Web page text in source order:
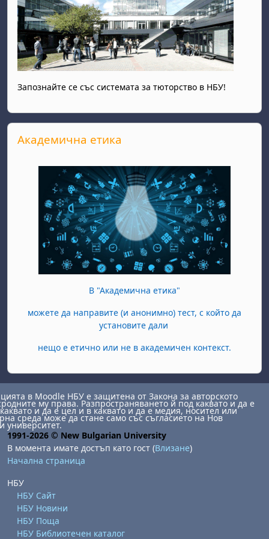
Запознайте се със системата за тюторство в НБУ!
Прескочи Академична етика
Академична етика
В "Академична етика"
можете да направите (и анонимно) тест, с който да
установите дали
нещо е етично или не в академичен контекст.
в Moodle НБУ е защитена от Закона за авторското
му права. Разпространяването й под каквато и да е
и да е цел и в каквато и да е медия, носител или
среда може да стане само със съгласието на Нов
университет.
1991-2026 © New Bulgarian University
В момента имате достъп като гост (Влизане)
Начална страница
НБУ
НБУ Сайт
НБУ Новини
НБУ Поща
НБУ Библиотечен каталог